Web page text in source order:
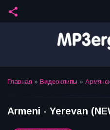
share
Главная » Видеоклипы »
Armeni - Yerevan